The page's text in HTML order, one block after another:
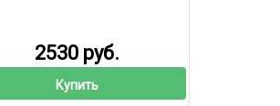
2530 руб.
Купить